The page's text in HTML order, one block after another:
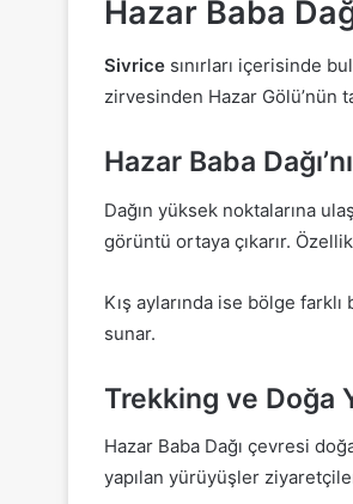
Hazar Baba
Sivrice sınırları içerisinde
zirvesinden Hazar Gölü’nün
Hazar Baba
Dağın yüksek noktalarına
görüntü ortaya çıkarır.
Kış aylarında ise bölge
sunar.
Trekking ve Doğa
Hazar Baba Dağı çevresi
yapılan yürüyüşler